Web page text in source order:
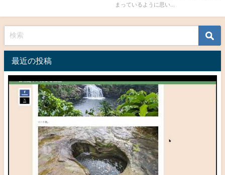
まっているように思い...
最近の投稿